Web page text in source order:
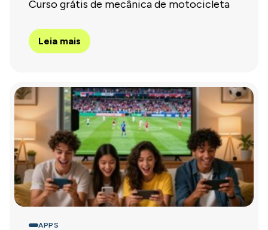
Curso grátis de mecânica de motocicleta
Leia mais
APPS